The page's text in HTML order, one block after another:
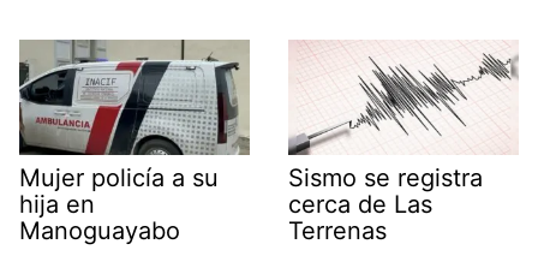
Mujer policía a su
hija en
Manoguayabo
Sismo se registra
cerca de Las
Terrenas